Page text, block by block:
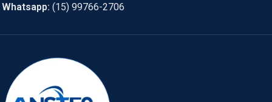
Whatsapp: (15) 99766-2706